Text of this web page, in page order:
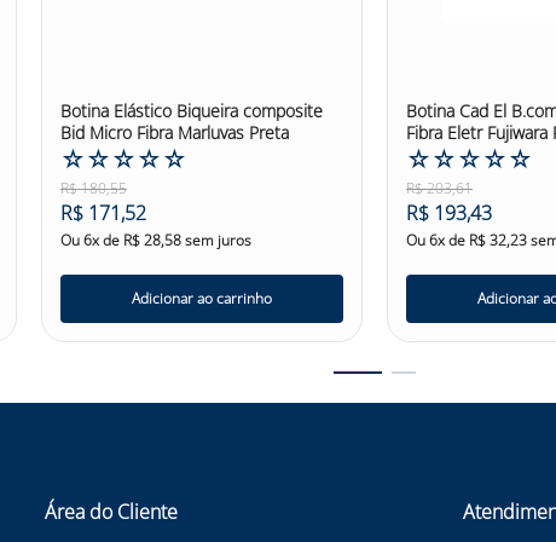
Botina Elástico Biqueira composite
Bid Micro Fibra Marluvas Preta
☆☆☆☆☆
R$180,55
R$ 171,52
Ou6x de R$28,58sem juros
Adicionar ao carrinho
Botina Cad El
Fibra Eletr Fujiwara
☆☆☆☆☆
R$203,61
R$ 193,43
Ou6x de R$32,23
Adicionar
Área do Cliente